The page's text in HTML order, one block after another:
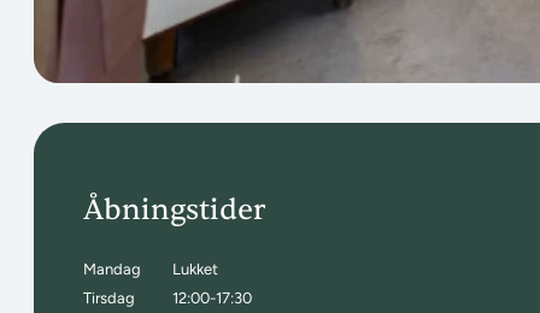
Åbningstider
Mandag
Lukket
Tirsdag
12:00-17:30